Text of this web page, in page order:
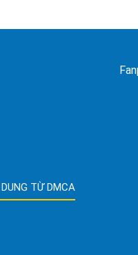
TỪ DMCA